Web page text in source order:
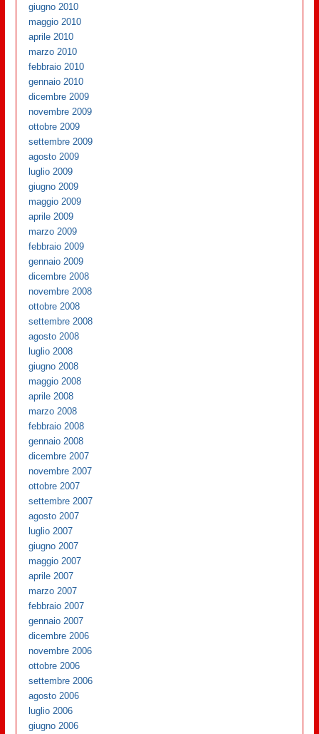
giugno 2010
maggio 2010
aprile 2010
marzo 2010
febbraio 2010
gennaio 2010
dicembre 2009
novembre 2009
ottobre 2009
settembre 2009
agosto 2009
luglio 2009
giugno 2009
maggio 2009
aprile 2009
marzo 2009
febbraio 2009
gennaio 2009
dicembre 2008
novembre 2008
ottobre 2008
settembre 2008
agosto 2008
luglio 2008
giugno 2008
maggio 2008
aprile 2008
marzo 2008
febbraio 2008
gennaio 2008
dicembre 2007
novembre 2007
ottobre 2007
settembre 2007
agosto 2007
luglio 2007
giugno 2007
maggio 2007
aprile 2007
marzo 2007
febbraio 2007
gennaio 2007
dicembre 2006
novembre 2006
ottobre 2006
settembre 2006
agosto 2006
luglio 2006
giugno 2006